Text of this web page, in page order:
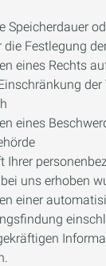
Speicherdauer
die Festlegung
eines Rechts
eines
Ihrer
uns erhoben
einer